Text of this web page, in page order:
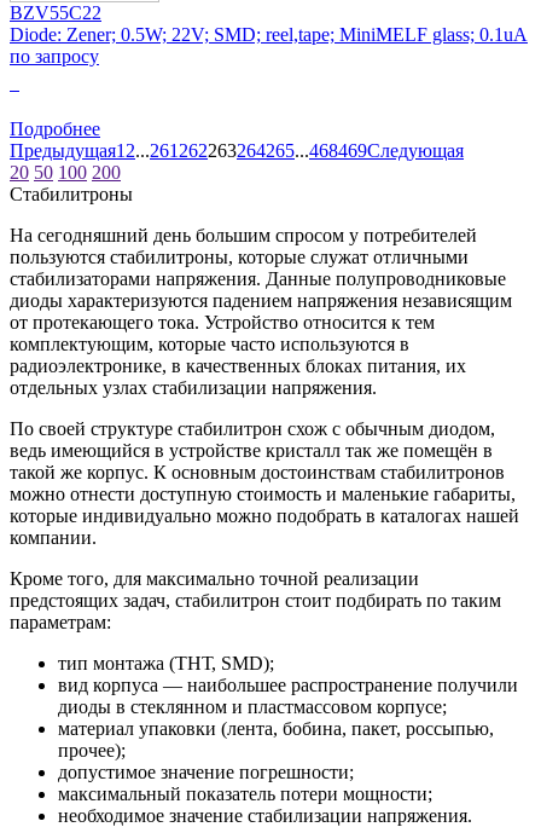
BZV55C22
Diode: Zener; 0.5W; 22V; SMD; reel,tape; MiniMELF glass; 0.1uA
по запросу
Подробнее
Предыдущая1 2...261 262263264265...468469Следующая
20 50 100 200
Стабилитроны
На сегодняшний день большим спросом у потребителей
пользуются стабилитроны, которые служат отличными
стабилизаторами напряжения. Данные полупроводниковые
диоды характеризуются падением напряжения независящим
от протекающего тока. Устройство относится к тем
комплектующим, которые часто используются в
радиоэлектронике, в качественных блоках питания, их
отдельных узлах стабилизации напряжения.
По своей структуре стабилитрон схож с обычным диодом,
ведь имеющийся в устройстве кристалл так же помещён в
такой же корпус. К основным достоинствам стабилитронов
можно отнести доступную стоимость и маленькие габариты,
которые индивидуально можно подобрать в каталогах нашей
компании.
Кроме того, для максимально точной реализации
предстоящих задач, стабилитрон стоит подбирать по таким
параметрам:
тип монтажа (ТНТ, SMD);
вид корпуса — наибольшее распространение получили
диоды в стеклянном и пластмассовом корпусе;
материал упаковки (лента, бобина, пакет, россыпью,
прочее);
допустимое значение погрешности;
максимальный показатель потери мощности;
необходимое значение стабилизации напряжения.